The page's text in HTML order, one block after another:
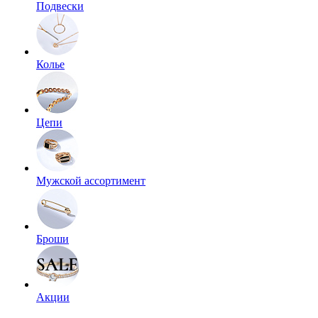
Подвески
Колье
Цепи
Мужской ассортимент
Броши
Акции